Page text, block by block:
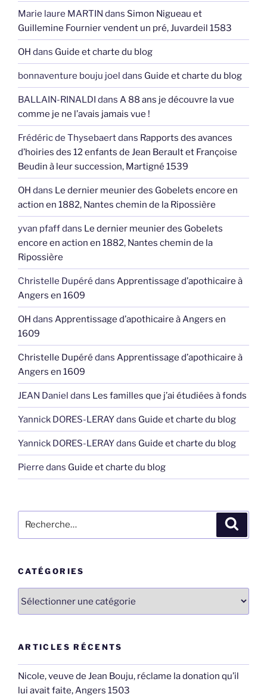
Marie laure MARTIN dans Simon Nigueau et
Guillemine Fournier vendent un pré, Juvardeil 1583
OH dans Guide et charte du blog
bonnaventure bouju joel dans Guide et charte du blog
BALLAIN-RINALDI dans A 88 ans je découvre la vue
comme je ne l’avais jamais vue !
Frédéric de Thysebaertdans Rapports des avances
d’hoiries des 12 enfants de Jean Berault et Françoise
Beudin à leur succession, Martigné 1539
OH dans Le dernier meunier des Gobelets encore en
action en 1882, Nantes chemin de la Ripossière
yvan pfaffdans Le dernier meunier des Gobelets
encore en action en 1882, Nantes chemin de la
Ripossière
Christelle Dupéré dans Apprentissage d’apothicaire à
Angers en 1609
OH dans Apprentissage d’apothicaire à Angers en
1609
Christelle Dupéré dans Apprentissage d’apothicaire à
Angers en 1609
JEAN Daniel dans Les familles que j’ai étudiées à fonds
Yannick DORES-LERAYdans Guide et charte du blog
Yannick DORES-LERAYdans Guide et charte du blog
Pierre dans Guide et charte du blog
pour
CATÉGORIES
ARTICLES RÉCENTS
Nicole, veuve de Jean Bouju, réclame la donation qu’il
lui avait faite, Angers 1503